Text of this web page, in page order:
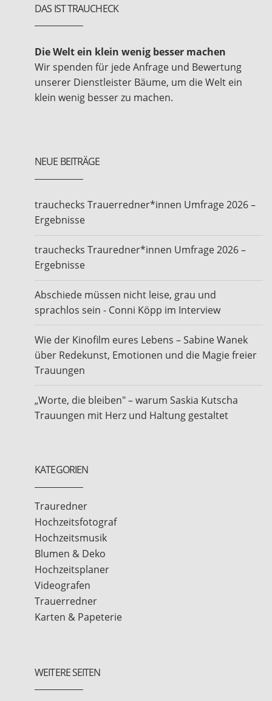
DAS IST TRAUCHECK
Die Welt ein klein wenig besser machen
Wir spenden für jede Anfrage und Bewertung
unserer Dienstleister Bäume, um die Welt ein
klein wenig besser zu machen.
NEUE BEITRÄGE
trauchecks Trauerredner*innen Umfrage 2026 –
Ergebnisse
trauchecks Trauredner*innen Umfrage 2026 –
Ergebnisse
Abschiede müssen nicht leise, grau und
sprachlos sein - Conni Köpp im Interview
Wie der Kinofilm eures Lebens – Sabine Wanek
über Redekunst, Emotionen und die Magie freier
Trauungen
„Worte, die bleiben" – warum Saskia Kutscha
Trauungen mit Herz und Haltung gestaltet
KATEGORIEN
Trauredner
Hochzeitsfotograf
Hochzeitsmusik
Blumen & Deko
Hochzeitsplaner
Videografen
Trauerredner
Karten & Papeterie
WEITERE SEITEN